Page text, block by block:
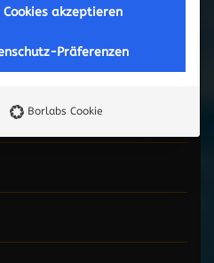
akzeptieren
Präferenzen
Borlabs Cookie